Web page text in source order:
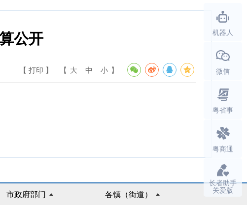
公开
【 打印 】 【 大 中 小 】
机器人
微信
粤省事
粤商通
长者助手
关爱版
市政府部门 各镇（街道）